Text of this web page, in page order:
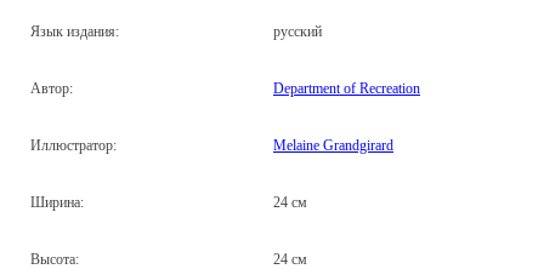
Язык издания: русский
Автор: Department of Recreation
Иллюстратор: Melaine Grandgirard
Ширина: 24 см
Высота: 24 см